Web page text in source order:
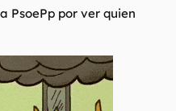
PsoePp por ver quien